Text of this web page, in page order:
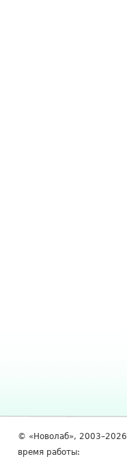
© «Новолаб», 2003–2026
время работы: